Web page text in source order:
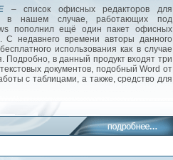
– список офисных редакторов для
в нашем случае, работающих под
пополнил ещё один пакет офисных
С недавнего времени авторы данного
использования как в случае
Подробно, в данный продукт входят три
документов, подобный Word от
с таблицами, а также, средство для